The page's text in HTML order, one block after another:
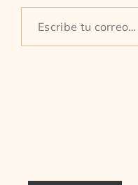
correo…